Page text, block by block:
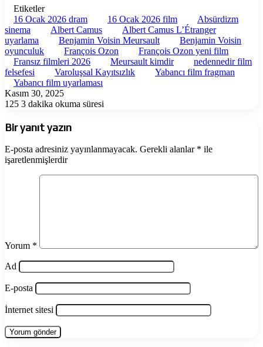
Etiketler
16 Ocak 2026 dram
16 Ocak 2026 film
Absürdizm
sinema
Albert Camus
Albert Camus L’Étranger
uyarlama
Benjamin Voisin Meursault
Benjamin Voisin
oyunculuk
François Ozon
François Ozon yeni film
Fransız filmleri 2026
Meursault kimdir
nedennedir film
felsefesi
Varoluşsal Kayıtsızlık
Yabancı film fragman
Yabancı film uyarlaması
Kasım 30, 2025
125 3 dakika okuma süresi
Bir yanıt yazın
E-posta adresiniz yayınlanmayacak. Gerekli alanlar * ile
işaretlenmişlerdir
Yorum *
Ad
E-posta
İnternet sitesi